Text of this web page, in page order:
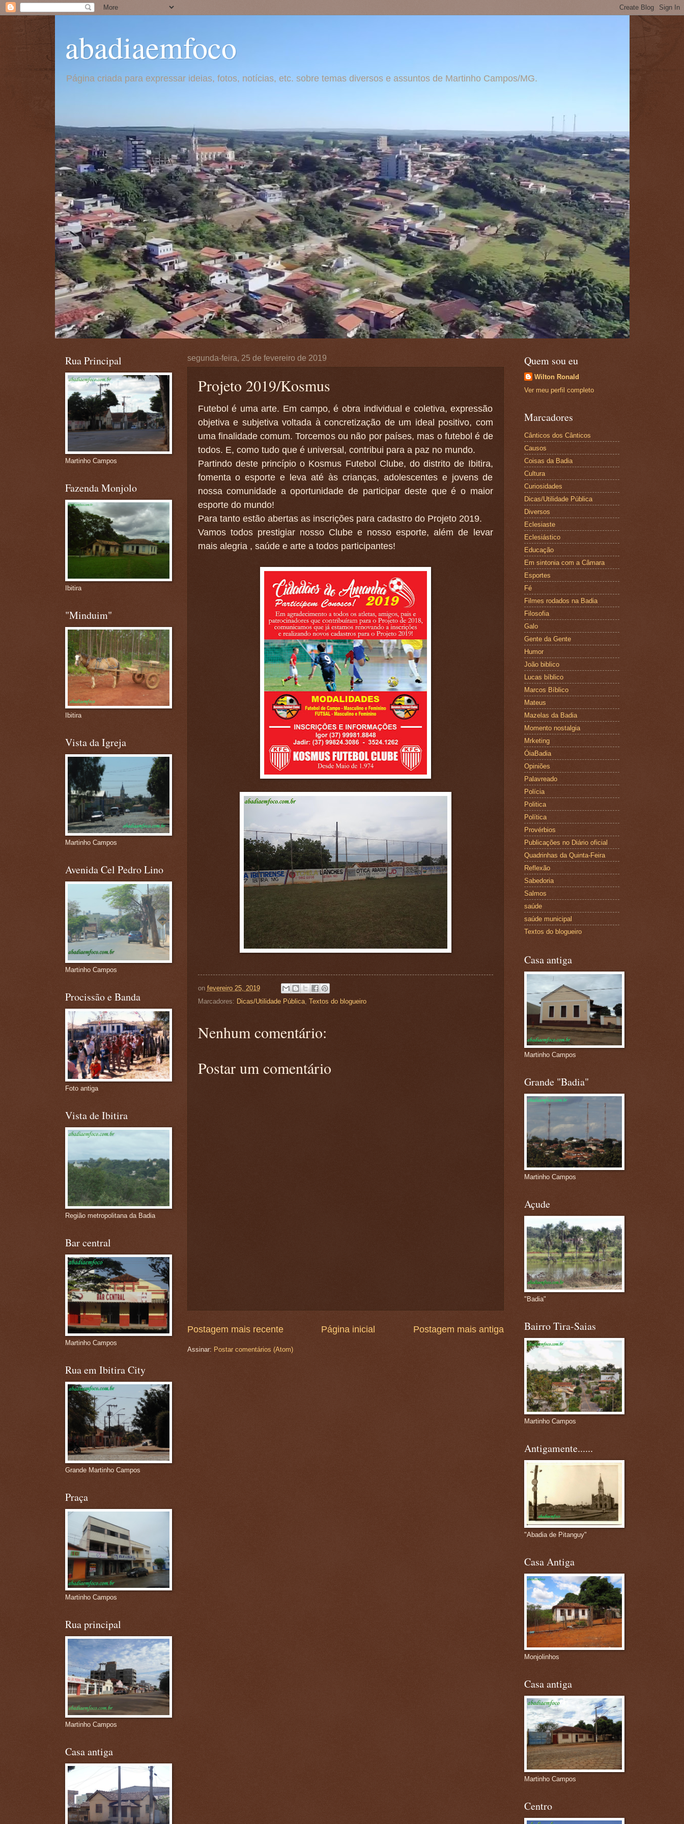
abadiaemfoco
Página criada para expressar ideias, fotos, notícias, etc. sobre temas diversos e assuntos de Martinho Campos/MG.
segunda-feira, 25 de fevereiro de 2019
Projeto 2019/Kosmus
Futebol é uma arte. Em campo, é obra individual e coletiva, expressão
objetiva e subjetiva voltada à concretização de um ideal positivo, com
uma finalidade comum. Torcemos ou não por países, mas o futebol é de
todos. E, como tudo que é universal, contribui para a paz no mundo.
Partindo deste princípio o Kosmus Futebol Clube, do distrito de Ibitira,
fomenta o esporte e leva até às crianças, adolescentes e jovens de
nossa comunidade a oportunidade de participar deste que é o maior
esporte do mundo!
Para tanto estão abertas as inscrições para cadastro do Projeto 2019.
Vamos todos prestigiar nosso Clube e nosso esporte, além de levar
mais alegria , saúde e arte a todos participantes!
on fevereiro 25, 2019
Marcadores: Dicas/Utilidade Pública, Textos do blogueiro
Nenhum comentário:
Postar um comentário
Postagem mais recente Postagem mais antiga
Página inicial
Assinar: Postar comentários (Atom)
Rua Principal
Martinho Campos
Fazenda Monjolo
Ibitira
"Minduim"
Ibitira
Vista da Igreja
Martinho Campos
Avenida Cel Pedro Lino
Martinho Campos
Procissão e Banda
Foto antiga
Vista de Ibitira
Região metropolitana da Badia
Bar central
Martinho Campos
Rua em Ibitira City
Grande Martinho Campos
Praça
Martinho Campos
Rua principal
Martinho Campos
Casa antiga
Quem sou eu
Wilton Ronald
Ver meu perfil completo
Marcadores
Cânticos dos Cânticos
Causos
Coisas da Badia
Cultura
Curiosidades
Dicas/Utilidade Pública
Diversos
Eclesiaste
Eclesiástico
Educação
Em sintonia com a Câmara
Esportes
Fé
Filmes rodados na Badia
Filosofia
Galo
Gente da Gente
Humor
João biblico
Lucas bíblico
Marcos Bíblico
Mateus
Mazelas da Badia
Momento nostalgia
Mrketing
ÓiaBadia
Opiniões
Palavreado
Polícia
Politica
Política
Provérbios
Publicações no Diário oficial
Quadrinhas da Quinta-Feira
Reflexão
Sabedoria
Salmos
saúde
saúde municipal
Textos do blogueiro
Casa antiga
Martinho Campos
Grande "Badia"
Martinho Campos
Açude
"Badia"
Bairro Tira-Saias
Martinho Campos
Antigamente......
"Abadia de Pitanguy"
Casa Antiga
Monjolinhos
Casa antiga
Martinho Campos
Centro